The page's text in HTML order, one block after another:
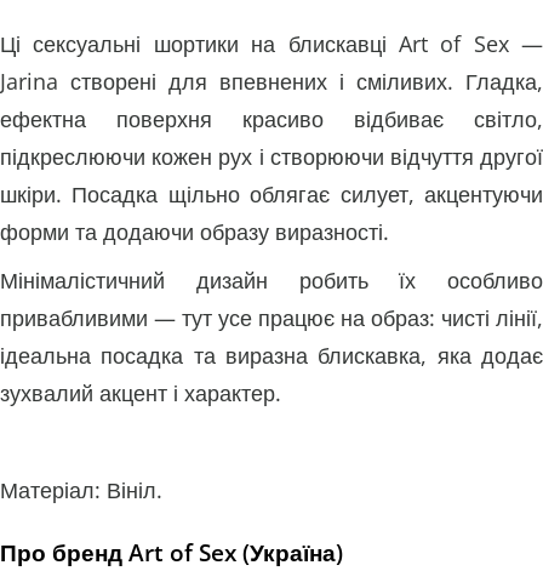
Ці сексуальні шортики на блискавці Art of Sex —
Jarina створені для впевнених і сміливих. Гладка,
ефектна поверхня красиво відбиває світло,
підкреслюючи кожен рух і створюючи відчуття другої
шкіри. Посадка щільно облягає силует, акцентуючи
форми та додаючи образу виразності.
Мінімалістичний дизайн робить їх особливо
привабливими — тут усе працює на образ: чисті лінії,
ідеальна посадка та виразна блискавка, яка додає
зухвалий акцент і характер.
Матеріал: Вініл.
Про бренд Art of Sex (Україна)